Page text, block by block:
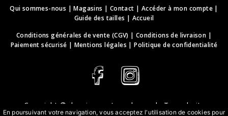
Qui sommes-nous |Magasins | Contact | Accéder à mon compte|
Guide des tailles | Accueil
Conditions générales de vente (CGV) |Conditions de livraison |
Paiement sécurisé | Mentions légales |Politique de confidentialité
Copyright © deguisements-cadeaux.ch
. Tous droits
En poursuivant votre navigation, vous acceptez l'utilisation de cookies pour